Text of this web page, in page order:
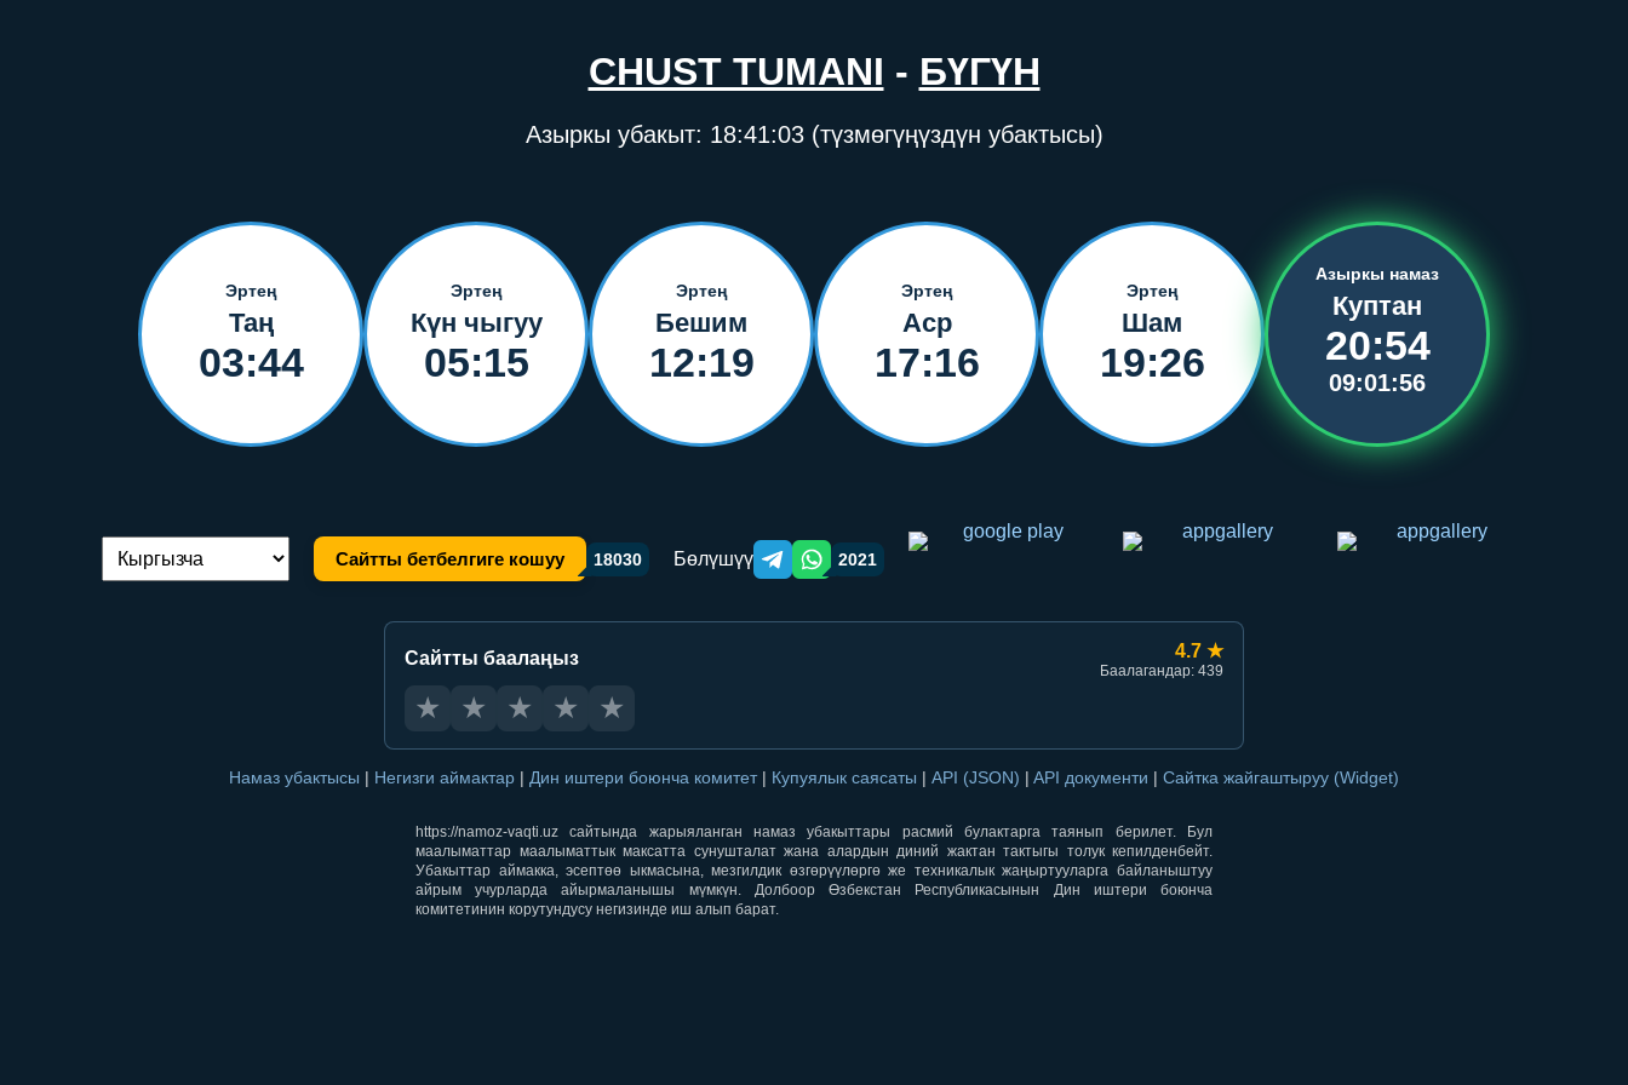
CHUST TUMANI - БҮГҮН
Азыркы убакыт: 18:41:03(түзмөгүңүздүн убактысы)
Эртең
Таң
03:44
Эртең
Күн чыгуу
05:15
Эртең
Бешим
12:19
Эртең
Аср
17:16
Эртең
Шам
19:26
Азыркы намаз
Куптан
20:54
09:01:56
Тилди алмаштыруу: Сайтты бетбелгиге кошуу 18030 Бөлүшүү Telegram orqali ulashish
WhatsApp orqali ulashish
2021
Сайтты баалаңыз 4.7 ★
Баалагандар: 439
★ ★ ★ ★ ★
Намаз убактысы | Негизги аймактар | Дин иштери боюнча комитет | Купуялык саясаты | API (JSON) | API документи | Сайтка жайгаштыруу (Widget)
https://namoz-vaqti.uz сайтында жарыяланган намаз убакыттары расмий булактарга таянып берилет. Бул
маалыматтар маалыматтык максатта сунушталат жана алардын диний жактан тактыгы толук кепилденбейт.
Убакыттар аймакка, эсептөө ыкмасына, мезгилдик өзгөрүүлөргө же техникалык жаңыртууларга байланыштуу
айрым учурларда айырмаланышы мүмкүн. Долбоор Өзбекстан Республикасынын Дин иштери боюнча
комитетинин корутундусу негизинде иш алып барат.